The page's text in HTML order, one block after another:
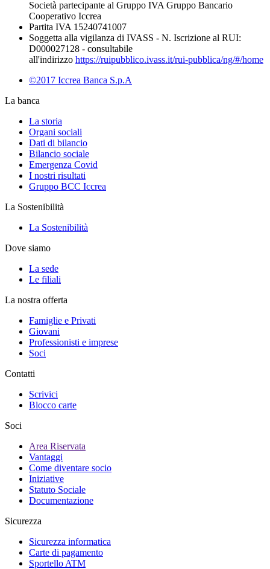
Società partecipante al Gruppo IVA Gruppo Bancario
Cooperativo Iccrea
Partita IVA 15240741007
Soggetta alla vigilanza di IVASS - N. Iscrizione al RUI:
D000027128 - consultabile
all'indirizzo https://ruipubblico.ivass.it/rui-pubblica/ng/#/home
©2017 Iccrea Banca S.p.A
La banca
La storia
Organi sociali
Dati di bilancio
Bilancio sociale
Emergenza Covid
I nostri risultati
Gruppo BCC Iccrea
La Sostenibilità
La Sostenibilità
Dove siamo
La sede
Le filiali
La nostra offerta
Famiglie e Privati
Giovani
Professionisti e imprese
Soci
Contatti
Scrivici
Blocco carte
Soci
Area Riservata
Vantaggi
Come diventare socio
Iniziative
Statuto Sociale
Documentazione
Sicurezza
Sicurezza informatica
Carte di pagamento
Sportello ATM